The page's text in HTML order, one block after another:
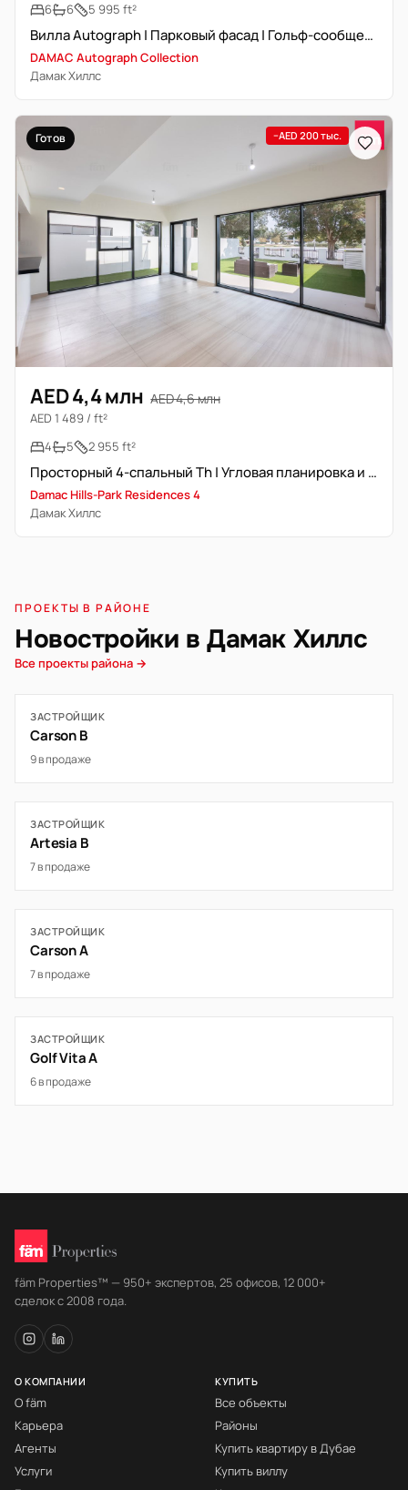
6
6 5 995 ft²
Вилла Autograph | Парковый фасад | Гольф-сообщество
DAMAC Autograph Collection
Дамак Хиллс
Готов −AED 200 тыс.
AED 4,4 млн AED 4,6 млн
AED 1 489 / ft²
4
5 2 955 ft²
Просторный 4-спальный Th | Угловая планировка и зелёный сад
Damac Hills-Park Residences 4
Дамак Хиллс
ПРОЕКТЫ В РАЙОНЕ
Новостройки в Дамак Хиллс
Все проекты района →
ЗАСТРОЙЩИК
Carson B
9 в продаже
ЗАСТРОЙЩИК
Artesia B
7 в продаже
ЗАСТРОЙЩИК
Carson A
7 в продаже
ЗАСТРОЙЩИК
Golf Vita A
6 в продаже
fäm Properties™ — 950+ экспертов, 25 офисов, 12 000+
сделок с 2008 года.
О КОМПАНИИ
О fäm
Карьера
Агенты
Услуги
КУПИТЬ
Все объекты
Районы
Купить квартиру в Дубае
Купить виллу